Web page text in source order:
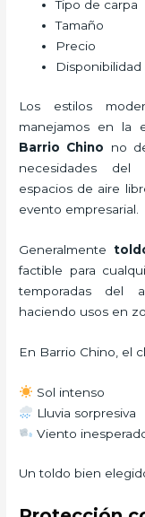
Tipo de carpa
Tamaño
Precio
Disponibilidad
Los estilos
manejamos en la
Barrio Chino no
necesidades del
espacios de aire
evento empresarial.
Generalmente
factible para
temporadas del
haciendo usos en
En Barrio Chino, el
Sol intenso
Lluvia sorpresiva
Viento
Un toldo bien